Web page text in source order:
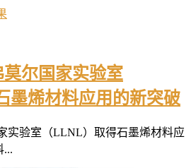
莫尔国家实验室
墨烯材料应用的新突破
实验室（LLNL）取得石墨烯材料应
...